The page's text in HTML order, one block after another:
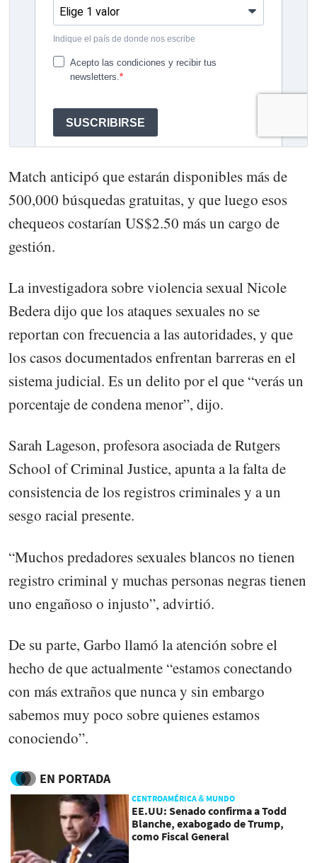
Match anticipó que estarán disponibles más de
500,000 búsquedas gratuitas, y que luego esos
chequeos costarían US$2.50 más un cargo de
gestión.
La investigadora sobre violencia sexual Nicole
Bedera dijo que los ataques sexuales no se
reportan con frecuencia a las autoridades, y que
los casos documentados enfrentan barreras en el
sistema judicial. Es un delito por el que “verás un
porcentaje de condena menor”, dijo.
Sarah Lageson, profesora asociada de Rutgers
School of Criminal Justice, apunta a la falta de
consistencia de los registros criminales y a un
sesgo racial presente.
“Muchos predadores sexuales blancos no tienen
registro criminal y muchas personas negras tienen
uno engañoso o injusto”, advirtió.
De su parte, Garbo llamó la atención sobre el
hecho de que actualmente “estamos conectando
con más extraños que nunca y sin embargo
sabemos muy poco sobre quienes estamos
conociendo”.
EN PORTADA
CENTROAMÉRICA & MUNDO
EE.UU: Senado confirma a Todd
Blanche, exabogado de Trump,
como Fiscal General